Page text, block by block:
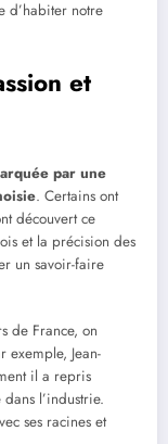
d’habiter notre
et
par une
. Certains ont
découvert ce
et la précision des
un savoir-faire
de France, on
exemple, Jean-
il a repris
l’industrie.
ses racines et